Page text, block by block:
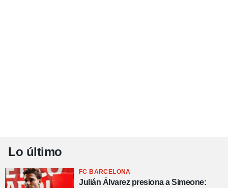
Lo último
FC BARCELONA
Julián Álvarez presiona a Simeone: